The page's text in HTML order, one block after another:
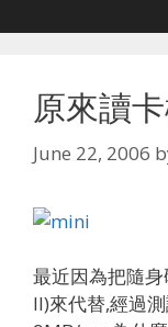
原來讀
June 22, 2006
最近因為把隨
II)來代替,經過